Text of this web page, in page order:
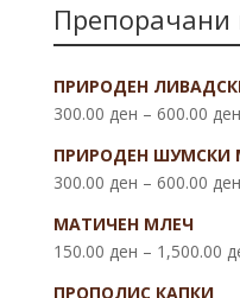
Препорачани
ПРИРОДЕН
300.00 ден – 600.00 ден
ПРИРОДЕН ШУМСКИ
300.00 ден – 600.00 ден
МАТИЧЕН МЛЕЧ
150.00 ден – 1,500.00
ПРОПОЛИС КАПКИ